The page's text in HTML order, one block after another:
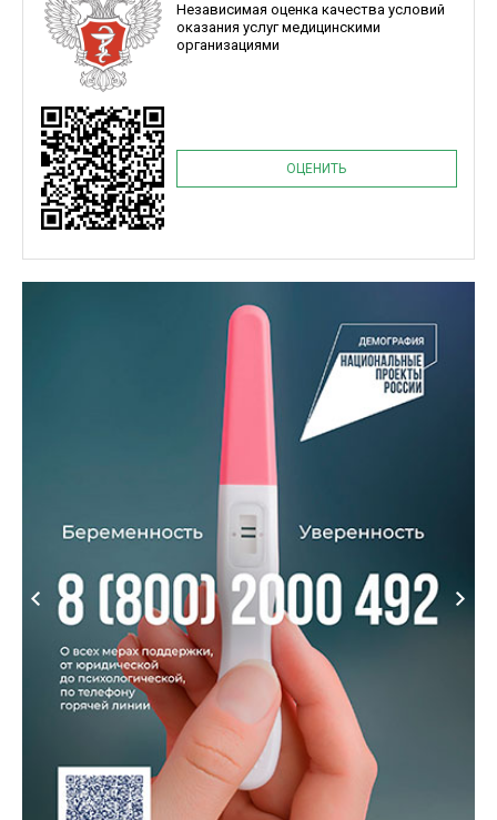
Независимая оценка качества условий
оказания услуг медицинскими
организациями
ОЦЕНИТЬ